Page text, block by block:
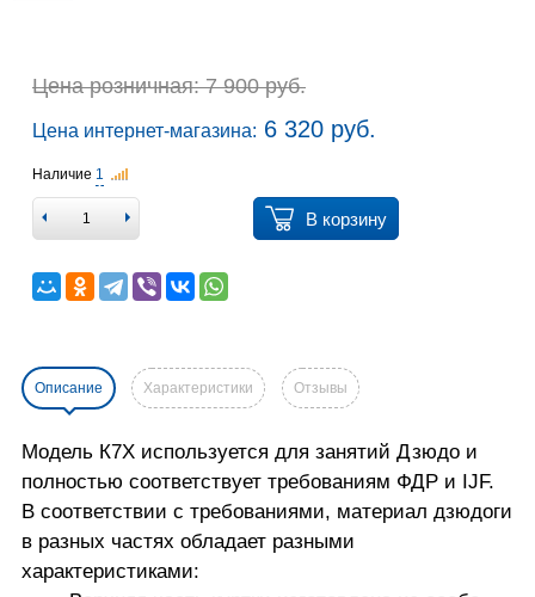
Цена розничная: 7 900 руб.
Цена интернет-магазина: 6 320 руб.
Наличие 1
В корзину
Описание Характеристики Отзывы
Модель К7Х используется для занятий Дзюдо и
полностью соответствует требованиям ФДР и IJF.
В соответствии с требованиями, материал дзюдоги
в разных частях обладает разными
характеристиками: